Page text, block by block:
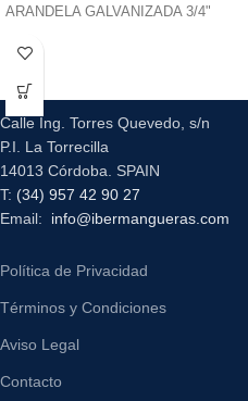
ARANDELA GALVANIZADA 3/4"
Calle Ing. Torres Quevedo, s/n
P.I. La Torrecilla
14013 Córdoba. SPAIN
T: (34) 957 42 90 27
Email: info@ibermangueras.com
Política de Privacidad
Términos y Condiciones
Aviso Legal
Contacto